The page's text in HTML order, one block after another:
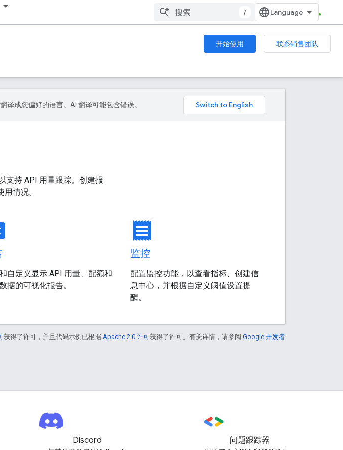
/
开始使用
联系销售团队
译成您偏好的语言。AI 翻译可能包含错误。
支持 API 用量跟踪。创建报
情况。
自定义显示 API 用量、配额和
据的可视化报告。
receipt
监控
配置监控功能，以查看指标、创建信
息中心，并根据自定义阈值设置提
醒。
获得了许可，并且代码示例已根据 Apache 2.0 许可获得了许可。有关详情，请参阅 Google 开发者
Discord 问题跟踪器